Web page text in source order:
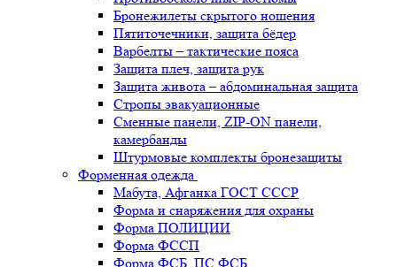
Бронежилеты скрытого ношения
Пятиточечники, защита бёдер
Варбелты – тактические пояса
Защита плеч, защита рук
Защита живота – абдоминальная защита
Стропы эвакуационные
Сменные панели, ZIP-ON панели,
камербанды
Штурмовые комплекты бронезащиты
Форменная одежда
Мабута, Афганка ГОСТ СССР
Форма и снаряжения для охраны
Форма ПОЛИЦИИ
Форма ФССП
Форма ФСБ, ПС ФСБ